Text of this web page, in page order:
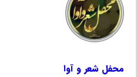
محفل شعر و آوا